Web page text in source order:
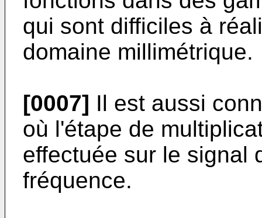
qui sont difficiles à
domaine millimétrique.
[0007] Il est aussi
où l'étape de
effectuée sur le signal
fréquence.